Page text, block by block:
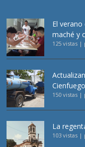
El
maché y
125 vistas |
150 vistas |
La
103 vistas |